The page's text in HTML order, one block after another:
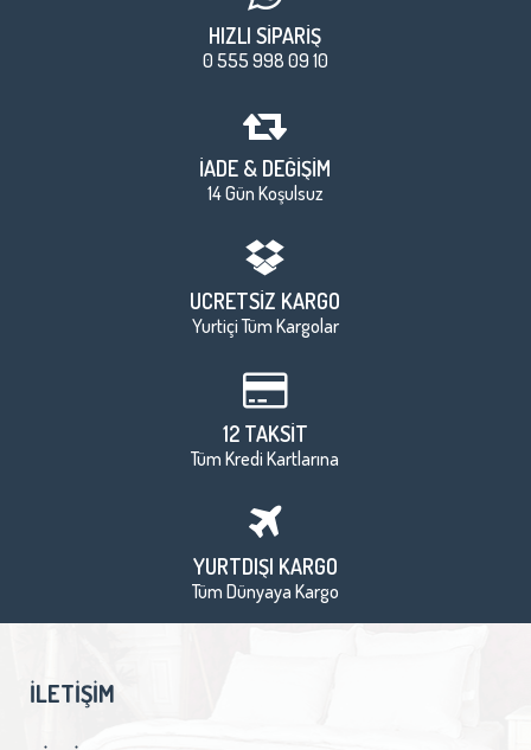
HIZLI SİPARİŞ
0 555 998 09 10
İADE & DEĞİŞİM
14 Gün Koşulsuz
ÜCRETSİZ KARGO
Yurtiçi Tüm Kargolar
12 TAKSİT
Tüm Kredi Kartlarına
YURTDIŞI KARGO
Tüm Dünyaya Kargo
İLETIŞIM